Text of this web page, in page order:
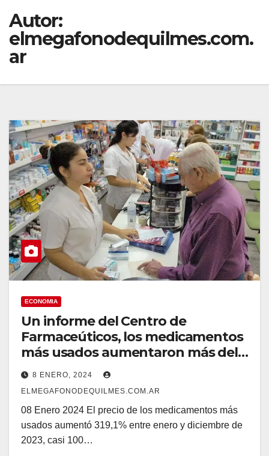
Autor:
elmegafonodequilmes.com.
ar
ECONOMIA
Un informe del Centro de
Farmaceúticos, los medicamentos
más usados aumentaron más del
300%.
8 ENERO, 2024
ELMEGAFONODEQUILMES.COM.AR
08 Enero 2024 El precio de los medicamentos más
usados aumentó 319,1% entre enero y diciembre de
2023, casi 100…